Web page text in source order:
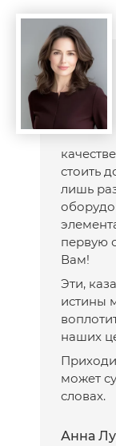
стоить
лишь
первую
Вам!
Эти,
истины
наших
может
словах.
Анна